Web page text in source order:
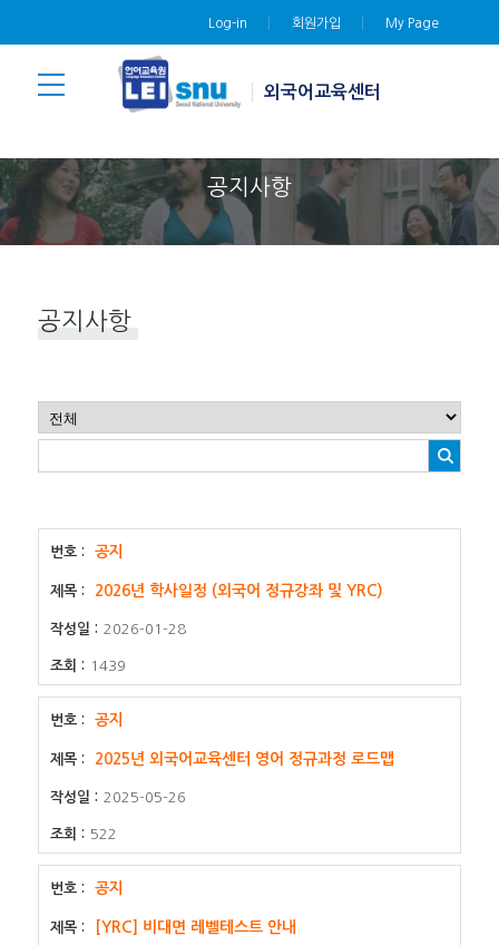
Log-in 회원가입 My Page
외국어교육센터
공지사항
공지사항
공지
2026년 학사일정 (외국어 정규강좌 및 YRC)
2026-01-28
1439
공지
2025년 외국어교육센터 영어 정규과정 로드맵
2025-05-26
522
공지
[YRC] 비대면 레벨테스트 안내